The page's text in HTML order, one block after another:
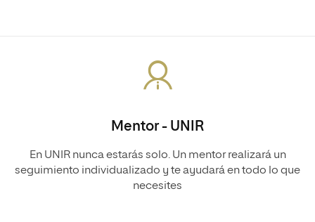
Mentor - UNIR
En UNIR nunca estarás solo. Un mentor realizará un
seguimiento individualizado y te ayudará en todo lo que
necesites